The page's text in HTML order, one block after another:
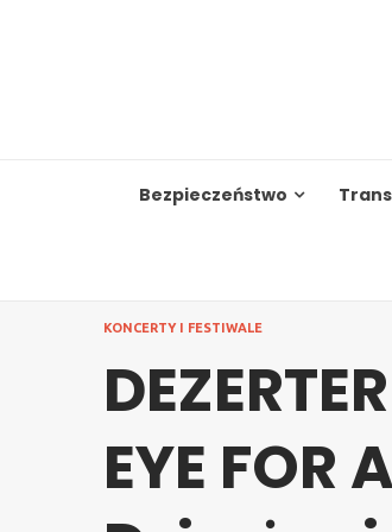
Bezpieczeństwo
KONCERTY I FESTIWALE
EYE FOR